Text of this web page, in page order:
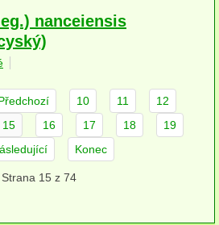
nanceiensis
10 11
12
15 16 17 18
19
Konec
Strana 15 z 74